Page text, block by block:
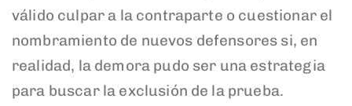
válido culpar a la contraparte o cuestionar el
nombramiento de nuevos defensores si, en
realidad, la demora pudo ser una estrategia
para buscar la exclusión de la prueba.